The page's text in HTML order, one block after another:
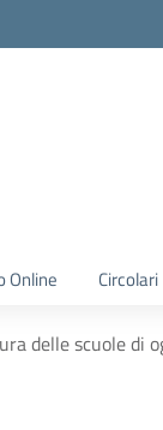
Online Circolari
delle scuole